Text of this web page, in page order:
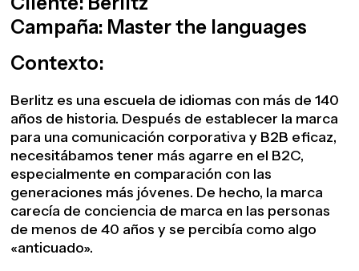
Campaña: Master the languages
Contexto:
Berlitz es una escuela de idiomas con más de 140
años de historia. Después de establecer la marca
para una comunicación corporativa y B2B eficaz,
necesitábamos tener más agarre en el B2C,
especialmente en comparación con las
generaciones más jóvenes. De hecho, la marca
carecía de conciencia de marca en las personas
de menos de 40 años y se percibía como algo
«anticuado».